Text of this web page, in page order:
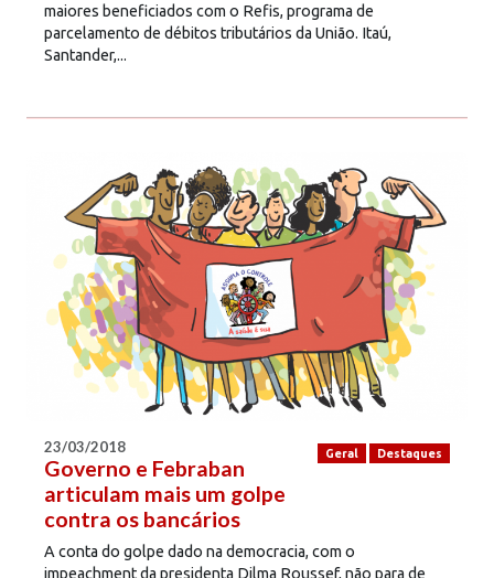
maiores beneficiados com o Refis, programa de
parcelamento de débitos tributários da União. Itaú,
Santander,...
Geral Destaques
23/03/2018
Governo e Febraban
articulam mais um golpe
contra os bancários
A conta do golpe dado na democracia, com o
impeachment da presidenta Dilma Roussef, não para de